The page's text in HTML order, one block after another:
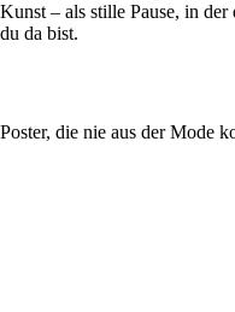
Kunst – als stille Pause, in der
du da bist.
Poster, die nie aus der Mode